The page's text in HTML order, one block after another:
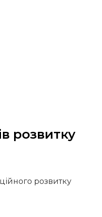
розвитку
розвитку